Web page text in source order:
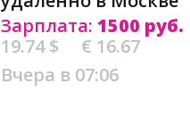
Зарплата: 1500 руб.
19.74 $
€ 16.67
Вчера в 07:06